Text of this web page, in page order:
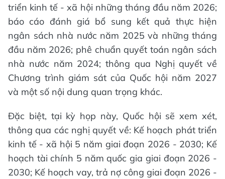
triển kinh tế - xã hội những tháng đầu năm 2026;
báo cáo đánh giá bổ sung kết quả thực hiện
ngân sách nhà nước năm 2025 và những tháng
đầu năm 2026; phê chuẩn quyết toán ngân sách
nhà nước năm 2024; thông qua Nghị quyết về
Chương trình giám sát của Quốc hội năm 2027
và một số nội dung quan trọng khác.
Đặc biệt, tại kỳ họp này, Quốc hội sẽ xem xét,
thông qua các nghị quyết về: Kế hoạch phát triển
kinh tế - xã hội 5 năm giai đoạn 2026 - 2030; Kế
hoạch tài chính 5 năm quốc gia giai đoạn 2026 -
2030; Kế hoạch vay, trả nợ công giai đoạn 2026 -